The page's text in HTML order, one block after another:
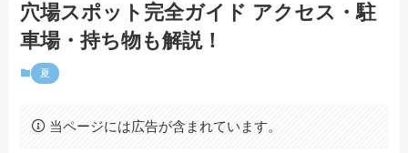
穴場スポット完全ガイド アクセス・駐
車場・持ち物も解説！
夏
当ページには広告が含まれています。